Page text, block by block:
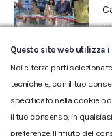
Questo sito web utilizza i
Noi e terze parti
tecniche e, con il tuo
specificato nella cookie
il tuo consenso, in
preferenze. Il rifiuto del